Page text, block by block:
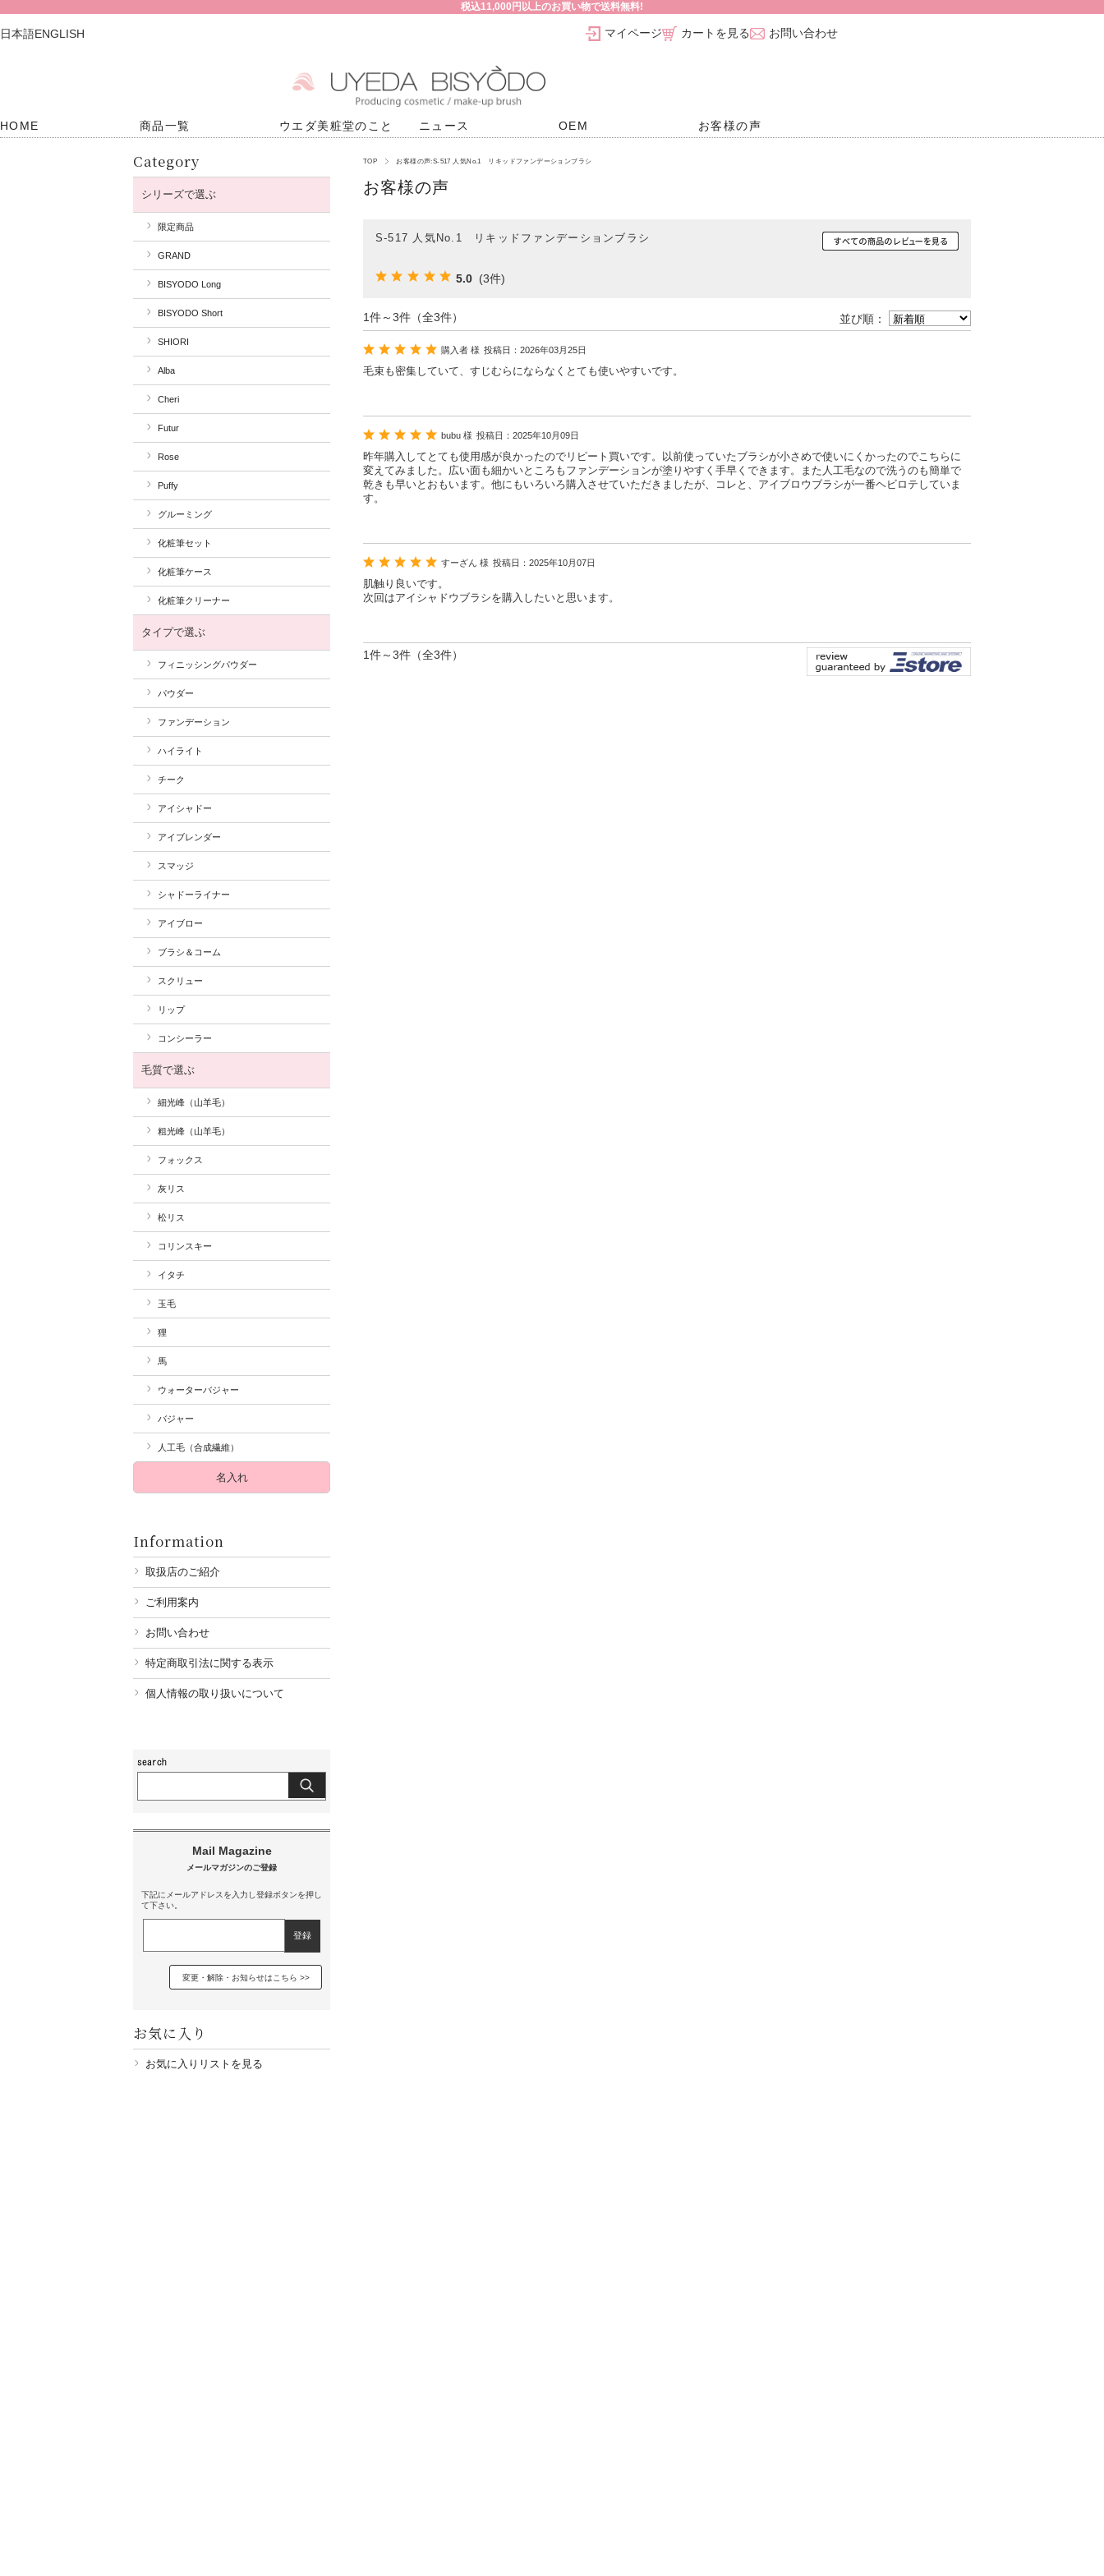
税込11,000円以上のお買い物で送料無料!
日本語ENGLISH マイページ カートを見る お問い合わせ
HOME 商品一覧 ウエダ美粧堂のこと ニュース OEM お客様の声
TOP お客様の声:S-517 人気No.1 リキッドファンデーションブラシ
お客様の声
S-517 人気No.1 リキッドファンデーションブラシ
5.0 (3件)
1件～3件（全3件） 並び順：
購入者 様 投稿日：2026年03月25日
毛束も密集していて、すじむらにならなくとても使いやすいです。
bubu 様 投稿日：2025年10月09日
昨年購入してとても使用感が良かったのでリピート買いです。以前使っていたブラシが小さめで使いにくかったのでこちらに
変えてみました。広い面も細かいところもファンデーションが塗りやすく手早くできます。また人工毛なので洗うのも簡単で
乾きも早いとおもいます。他にもいろいろ購入させていただきましたが、コレと、アイブロウブラシが一番ヘビロテしていま
す。
すーざん 様 投稿日：2025年10月07日
肌触り良いです。
次回はアイシャドウブラシを購入したいと思います。
1件～3件（全3件）
Category
シリーズで選ぶ
限定商品
GRAND
BISYODO Long
BISYODO Short
SHIORI
Alba
Cheri
Futur
Rose
Puffy
グルーミング
化粧筆セット
化粧筆ケース
化粧筆クリーナー
タイプで選ぶ
フィニッシングパウダー
パウダー
ファンデーション
ハイライト
チーク
アイシャドー
アイブレンダー
スマッジ
シャドーライナー
アイブロー
ブラシ＆コーム
スクリュー
リップ
コンシーラー
毛質で選ぶ
細光峰（山羊毛）
粗光峰（山羊毛）
フォックス
灰リス
松リス
コリンスキー
イタチ
玉毛
狸
馬
ウォーターバジャー
バジャー
人工毛（合成繊維）
名入れ
Information
取扱店のご紹介
ご利用案内
お問い合わせ
特定商取引法に関する表示
個人情報の取り扱いについて
下記にメールアドレスを入力し登録ボタンを押し
て下さい。
変更・解除・お知らせはこちら
お気に入り
お気に入りリストを見る